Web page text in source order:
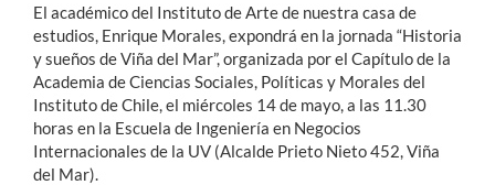
El académico del Instituto de Arte de nuestra casa de
estudios, Enrique Morales, expondrá en la jornada “Historia
y sueños de Viña del Mar”, organizada por el Capítulo de la
Academia de Ciencias Sociales, Políticas y Morales del
Instituto de Chile, el miércoles 14 de mayo, a las 11.30
horas en la Escuela de Ingeniería en Negocios
Internacionales de la UV (Alcalde Prieto Nieto 452, Viña
del Mar).